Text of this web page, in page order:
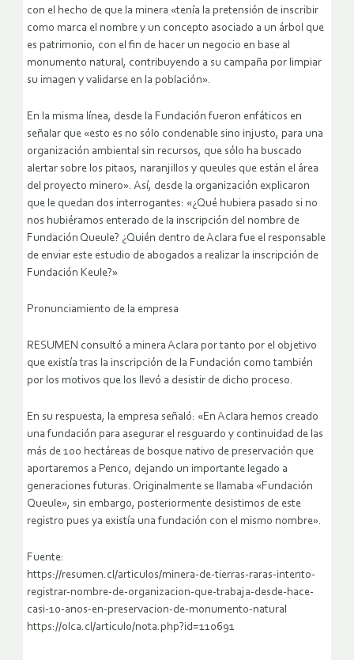
con el hecho de que la minera «tenía la pretensión de inscribir
como marca el nombre y un concepto asociado a un árbol que
es patrimonio, con el fin de hacer un negocio en base al
monumento natural, contribuyendo a su campaña por limpiar
su imagen y validarse en la población».
En la misma línea, desde la Fundación fueron enfáticos en
señalar que «esto es no sólo condenable sino injusto, para una
organización ambiental sin recursos, que sólo ha buscado
alertar sobre los pitaos, naranjillos y queules que están el área
del proyecto minero». Así, desde la organización explicaron
que le quedan dos interrogantes: «¿Qué hubiera pasado si no
nos hubiéramos enterado de la inscripción del nombre de
Fundación Queule? ¿Quién dentro de Aclara fue el responsable
de enviar este estudio de abogados a realizar la inscripción de
Fundación Keule?»
Pronunciamiento de la empresa
RESUMEN consultó a minera Aclara por tanto por el objetivo
que existía tras la inscripción de la Fundación como también
por los motivos que los llevó a desistir de dicho proceso.
En su respuesta, la empresa señaló: «En Aclara hemos creado
una fundación para asegurar el resguardo y continuidad de las
más de 100 hectáreas de bosque nativo de preservación que
aportaremos a Penco, dejando un importante legado a
generaciones futuras. Originalmente se llamaba «Fundación
Queule», sin embargo, posteriormente desistimos de este
registro pues ya existía una fundación con el mismo nombre».
Fuente:
https://resumen.cl/articulos/minera-de-tierras-raras-intento-
registrar-nombre-de-organizacion-que-trabaja-desde-hace-
casi-10-anos-en-preservacion-de-monumento-natural
https://olca.cl/articulo/nota.php?id=110691